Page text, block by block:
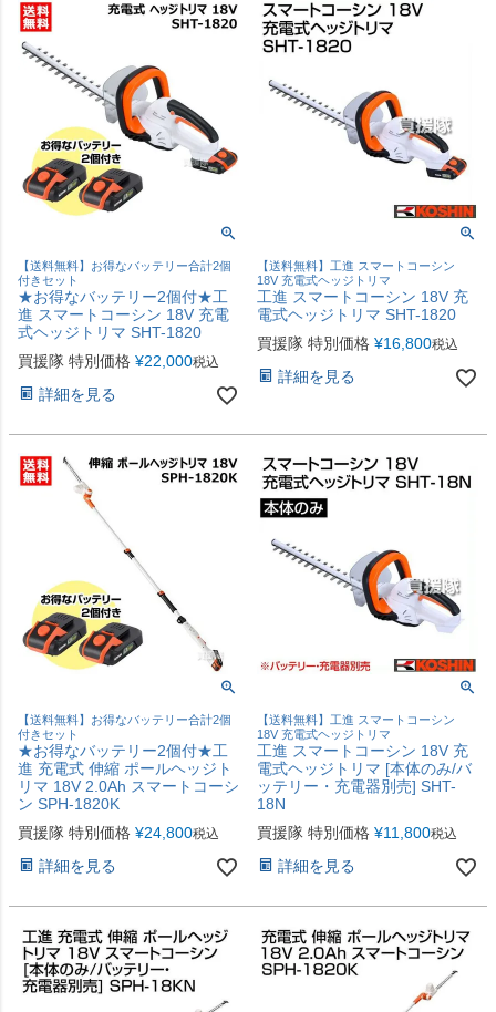
【送料無料】お得なバッテリー合計2個
付きセット
★お得なバッテリー2個付★工
進 スマートコーシン 18V 充電
式ヘッジトリマ SHT-1820
買援隊 特別価格 ¥22,000税込
詳細を見る
【送料無料】工進 スマートコーシン
18V 充電式ヘッジトリマ
工進 スマートコーシン 18V 充
電式ヘッジトリマ SHT-1820
買援隊 特別価格 ¥16,800税込
詳細を見る
【送料無料】お得なバッテリー合計2個
付きセット
★お得なバッテリー2個付★工
進 充電式 伸縮 ポールヘッジト
リマ 18V 2.0Ah スマートコーシ
ン SPH-1820K
買援隊 特別価格 ¥24,800税込
詳細を見る
【送料無料】工進 スマートコーシン
18V 充電式ヘッジトリマ
工進 スマートコーシン 18V 充
電式ヘッジトリマ [本体のみ/バ
ッテリー・充電器別売] SHT-
18N
買援隊 特別価格 ¥11,800税込
詳細を見る